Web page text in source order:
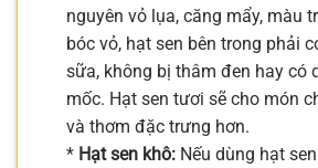
nguyên vỏ lụa, căng mẩy, màu
bóc vỏ, hạt sen bên trong phải
sữa, không bị thâm đen hay có
mốc. Hạt sen tươi sẽ cho món
và thơm đặc trưng hơn.
* Hạt sen khô: Nếu dùng hạt